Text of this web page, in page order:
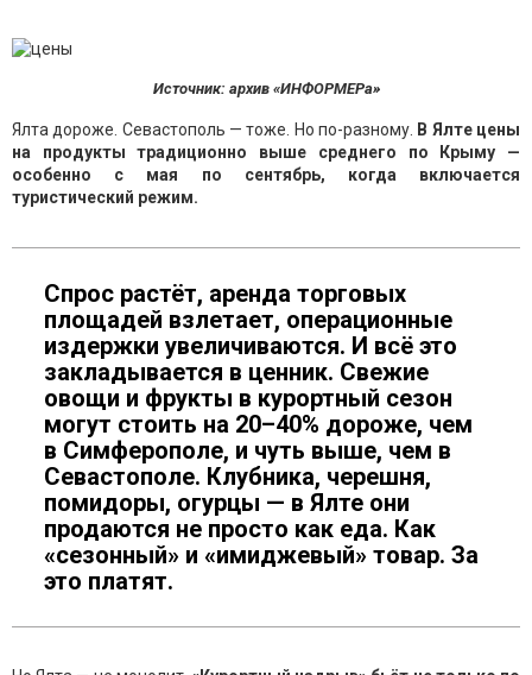
Источник: архив «ИНФОРМЕРа»
Ялта дороже. Севастополь — тоже. Но по-разному. В Ялте цены
на продукты традиционно выше среднего по Крыму —
особенно с мая по сентябрь, когда включается
туристический режим.
Спрос растёт, аренда торговых
площадей взлетает, операционные
издержки увеличиваются. И всё это
закладывается в ценник. Свежие
овощи и фрукты в курортный сезон
могут стоить на 20–40% дороже, чем
в Симферополе, и чуть выше, чем в
Севастополе. Клубника, черешня,
помидоры, огурцы — в Ялте они
продаются не просто как еда. Как
«сезонный» и «имиджевый» товар. За
это платят.